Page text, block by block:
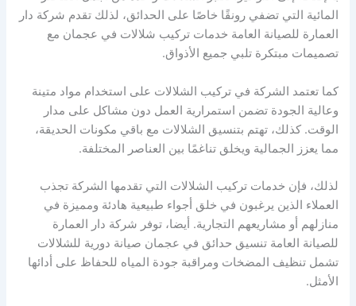
المائية التي تضفي رونقًا خاصًا على الحدائق، لذلك تقدم شركة دار
العمارة للصيانة العامة خدمات تركيب شلالات في عجمان مع
تصميمات مبتكرة تلبي جميع الأذواق.
كما تعتمد الشركة في تركيب الشلالات على استخدام مواد متينة
وعالية الجودة تضمن استمرارية العمل دون مشاكل على مدار
الوقت. كذلك، تهتم بتنسيق الشلالات مع باقي مكونات الحديقة،
مما يعزز الجمالية ويخلق تناغمًا بين العناصر المختلفة.
لذلك، فإن خدمات تركيب الشلالات التي تقدمها الشركة تجذب
العملاء الذين يرغبون في خلق أجواء طبيعية هادئة ومميزة في
منازلهم أو مشاريعهم التجارية. أيضا، توفر شركة دار العمارة
للصيانة العامة تنسيق حدائق في عجمان صيانة دورية للشلالات
تشمل تنظيف المضخات ومراقبة جودة المياه للحفاظ على أدائها
الأمثل.